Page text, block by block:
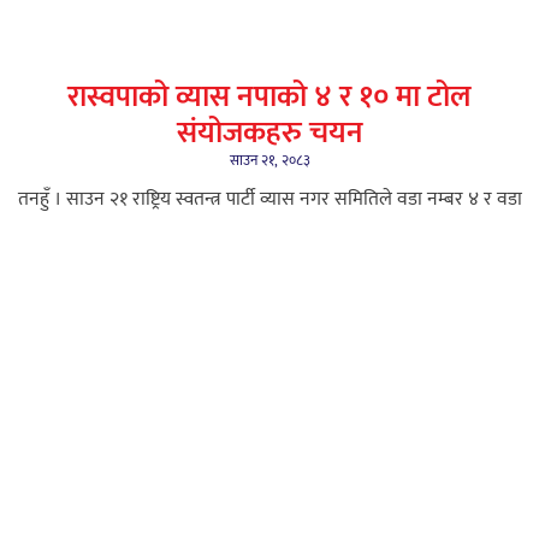
रास्वपाको व्यास नपाको ४ र १० मा टोल
संयोजकहरु चयन
साउन २१, २०८३
तनहुँ । साउन २१ राष्ट्रिय स्वतन्त्र पार्टी व्यास नगर समितिले वडा नम्बर ४ र वडा